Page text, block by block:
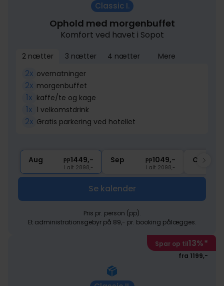
Classic I.
Ophold med morgenbuffet
Komfort ved havet i Sopot
2 nætter 3 nætter 4 nætter Mere
2x overnatninger
2x morgenbuffet
1x kaffe/te og kage
1x 1 velkomstdrink
2x Gratis parkering ved hotellet
Aug pp1449,-
I alt 2898,-
Sep pp1049,-
I alt 2098,-
Okt
Se kalender
Pris pr. person (pp).
Et administrationsgebyr på 89,- pr. booking pålægges.
Spar op til13%*
fra 1199,-